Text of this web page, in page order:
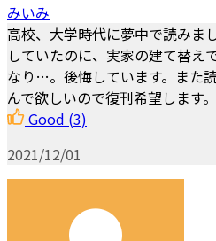
みいみ
高校、大学時代に夢中で読みま
していたのに、実家の建て替え
なり…。後悔しています。また
んで欲しいので復刊希望します
Good (3)
2021/12/01